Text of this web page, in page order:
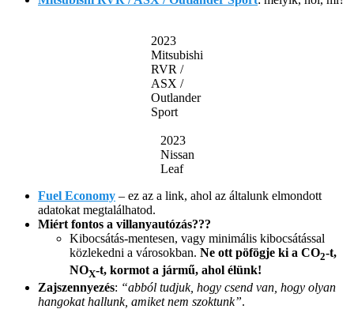
2023
Mitsubishi
RVR /
ASX /
Outlander
Sport
2023
Nissan
Leaf
Fuel Economy – ez az a link, ahol az általunk elmondott
adatokat megtalálhatod.
Miért fontos a villanyautózás???
Kibocsátás-mentesen, vagy minimális kibocsátással
közlekedni a városokban. Ne ott pöfögje ki a CO2-t,
NOX-t, kormot a jármű, ahol élünk!
Zajszennyezés: “abból tudjuk, hogy csend van, hogy olyan
hangokat hallunk, amiket nem szoktunk”.